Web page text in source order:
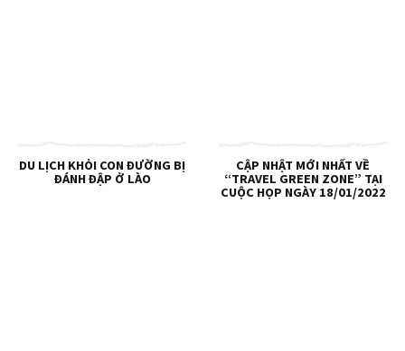
DU LỊCH KHỎI CON ĐƯỜNG BỊ
ĐÁNH ĐẬP Ở LÀO
CẬP NHẬT MỚI NHẤT VỀ
“TRAVEL GREEN ZONE” TẠI
CUỘC HỌP NGÀY 18/01/2022